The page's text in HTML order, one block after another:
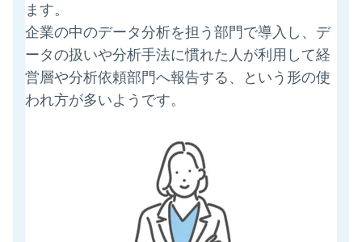
ます。
企業の中のデータ分析を担う部門で導入し、デ
ータの扱いや分析手法に慣れた人が利用して経
営層や分析依頼部門へ報告する、という形の使
われ方が多いようです。